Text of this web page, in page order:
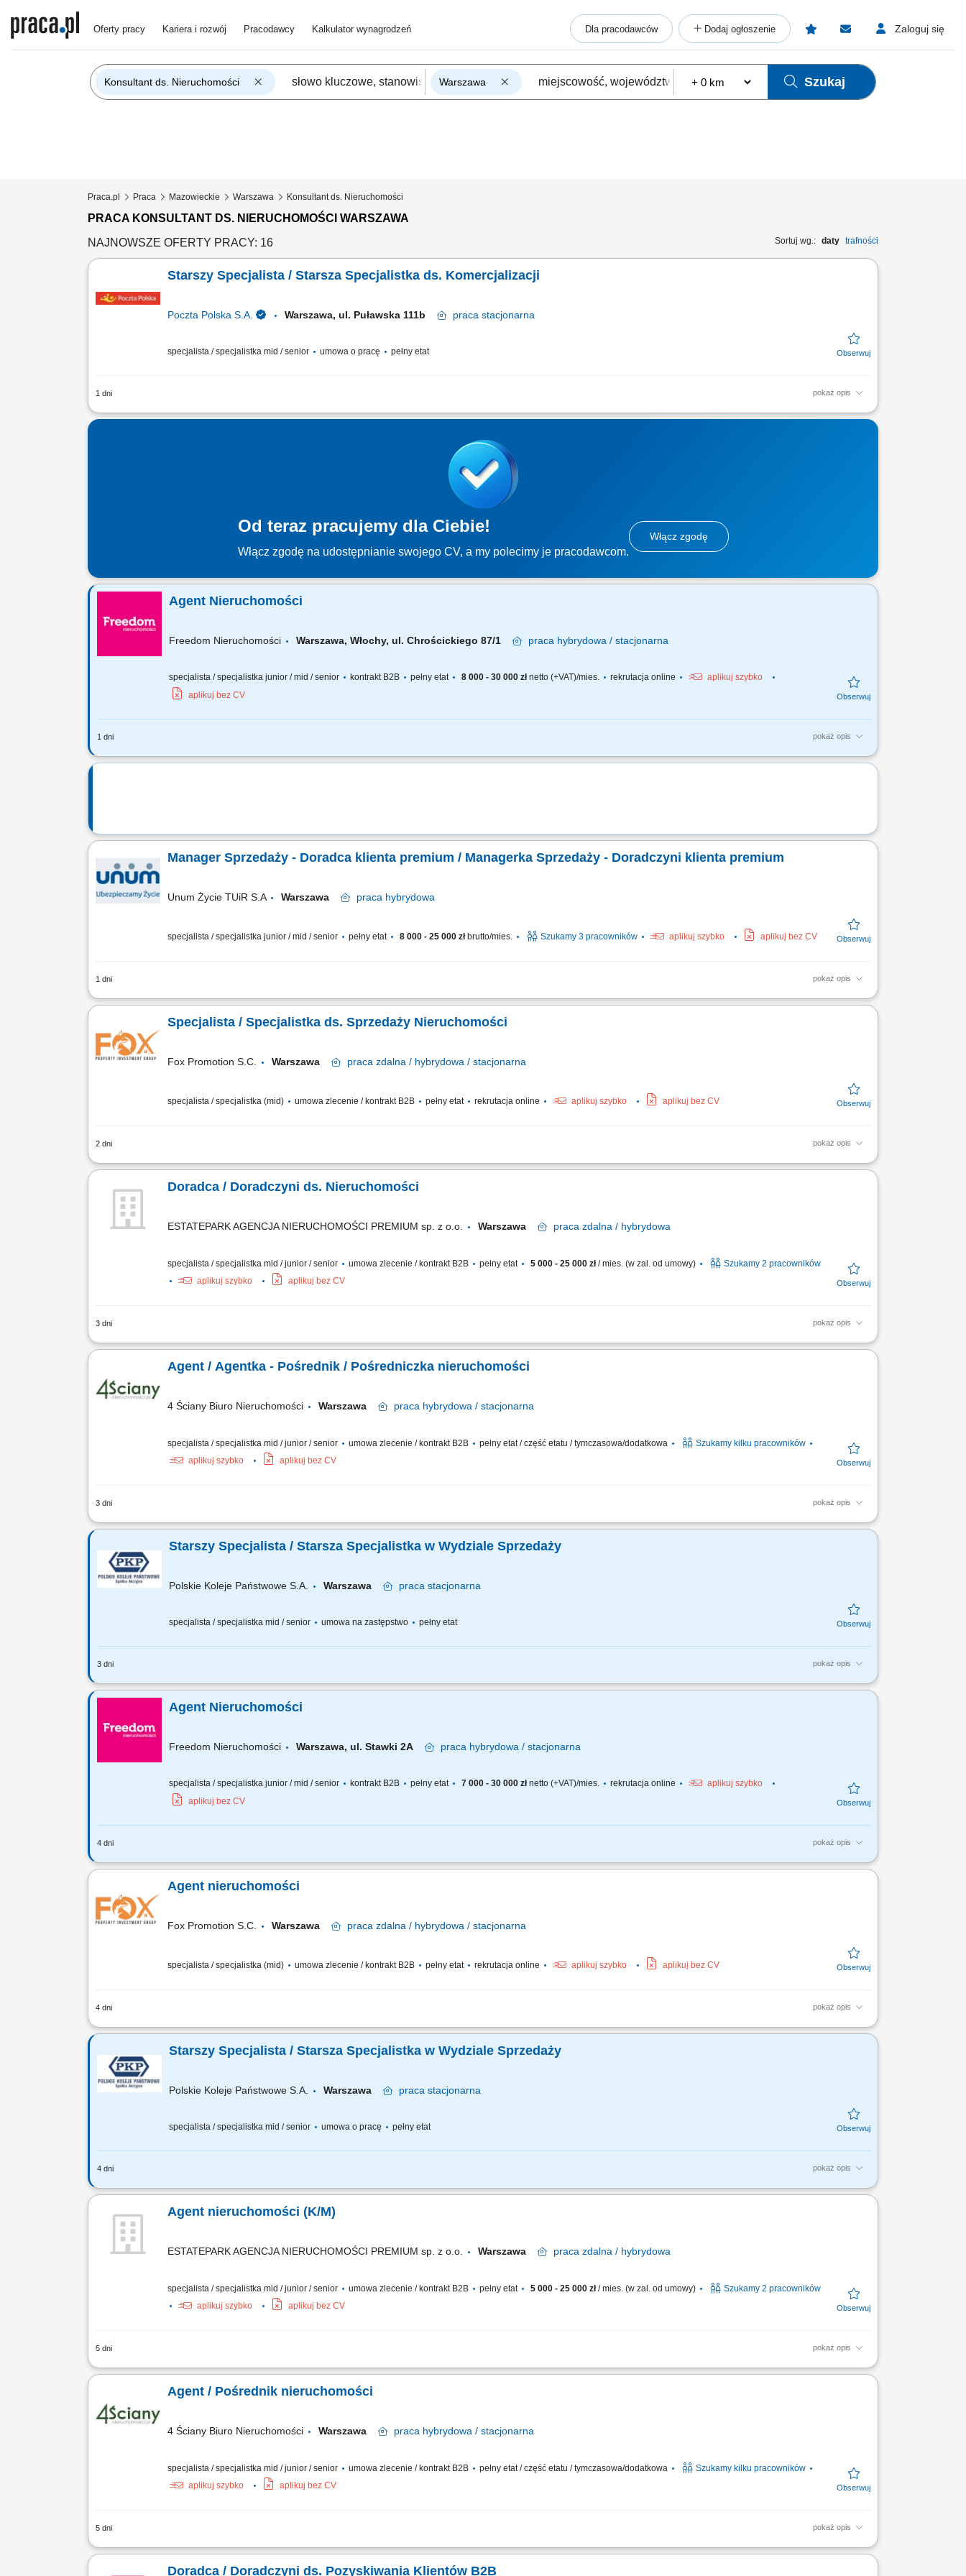
Oferty pracy Kariera i rozwój Pracodawcy Kalkulator wynagrodzeń Dla pracodawców Dodaj ogłoszenie Zaloguj się
Konsultant ds. Nieruchomości Warszawa Szukaj
Praca.pl Praca Mazowieckie Warszawa Konsultant ds. Nieruchomości
PRACA KONSULTANT DS. NIERUCHOMOŚCI WARSZAWA
Sortuj wg.: daty trafności
NAJNOWSZE OFERTY PRACY: 16
Starszy Specjalista / Starsza Specjalistka ds. Komercjalizacji
Poczta Polska S.A. Warszawa, ul. Puławska 111b praca stacjonarna
specjalista / specjalistka mid / senior umowa o pracę pełny etat
1 dni pokaż opis
Forma współpracy: umowa o pracę, pełny etat, praca stacjonarna Twoje zadania: prowadzenie procesu wynajmu/dzierżawy nieruchomości, analiza rynku
Od teraz pracujemy dla Ciebie!
Włącz zgodę na udostępnianie swojego CV, a my polecimy je pracodawcom.
Włącz zgodę
Agent Nieruchomości
Freedom Nieruchomości Warszawa, Włochy, ul. Chrościckiego 87/1 praca hybrydowa / stacjonarna
specjalista / specjalistka junior / mid / senior kontrakt B2B pełny etat 8 000 - 30 000 złnetto (+VAT)/mies. rekrutacja online
aplikuj szybko
aplikuj bez CV
1 dni pokaż opis
Twoje zadania? Systematyczne pozyskiwanie nieruchomości w oparciu o umowy na wyłączność. Utrzymywanie profesjonalnych relacji z klientami. Organizacja cyklu
Manager Sprzedaży - Doradca klienta premium / Managerka Sprzedaży - Doradczyni klienta premium
Unum Życie TUiR S.A Warszawa praca hybrydowa
specjalista / specjalistka junior / mid / senior pełny etat 8 000 - 25 000 złbrutto/mies. Szukamy 3 pracowników aplikuj szybko aplikuj bez CV
1 dni pokaż opis
Zakres obowiązków: Prowadzenie profesjonalnych spotkań z klientami indywidualnymi oraz biznesowymi; Analizowanie potrzeb klientów i precyzyjne dobieranie
Specjalista / Specjalistka ds. Sprzedaży Nieruchomości
Fox Promotion S.C. Warszawa praca zdalna / hybrydowa / stacjonarna
specjalista / specjalistka (mid) umowa zlecenie / kontrakt B2B pełny etat rekrutacja online aplikuj szybko aplikuj bez CV
2 dni pokaż opis
aktywne pozyskiwanie ofert sprzedaży i wynajmu nieruchomości, kompleksowa obsługa klientów podczas transakcji kupna, sprzedaży i najmu, prezentowanie
Doradca / Doradczyni ds. Nieruchomości
ESTATEPARK AGENCJA NIERUCHOMOŚCI PREMIUM sp. z o.o. Warszawa praca zdalna / hybrydowa
specjalista / specjalistka mid / junior / senior umowa zlecenie / kontrakt B2B pełny etat 5 000 - 25 000 zł/ mies. (w zal. od umowy)
Szukamy 2 pracowników
aplikuj szybko
aplikuj bez CV
3 dni pokaż opis
Kompleksowa obsługa klientów w zakresie sprzedaży, zakupu oraz wynajmu nieruchomości. Aktywne pozyskiwanie nowych ofert i budowanie własnej bazy klientów.
Agent / Agentka - Pośrednik / Pośredniczka nieruchomości
4 Ściany Biuro Nieruchomości Warszawa praca hybrydowa / stacjonarna
specjalista / specjalistka mid / junior / senior umowa zlecenie / kontrakt B2B pełny etat / część etatu / tymczasowa/dodatkowa
Szukamy kilku pracowników
aplikuj szybko
aplikuj bez CV
3 dni pokaż opis
Zadania Aktywne budowanie portfela ofert poprzez pozyskiwanie nowych obiektów do sprzedaży i pod wynajem. Tworzenie profesjonalnych prezentacji nieruchomości
Starszy Specjalista / Starsza Specjalistka w Wydziale Sprzedaży
Polskie Koleje Państwowe S.A. Warszawa praca stacjonarna
specjalista / specjalistka mid / senior umowa na zastępstwo pełny etat
3 dni pokaż opis
Na tym stanowisku będziesz odpowiedzialny(-a) za: Prowadzenie spraw związanych ze sprzedażą nieruchomości, analiza dokumentów geodezyjno-prawnych,
Agent Nieruchomości
Freedom Nieruchomości Warszawa, ul. Stawki 2A praca hybrydowa / stacjonarna
specjalista / specjalistka junior / mid / senior kontrakt B2B pełny etat 7 000 - 30 000 złnetto (+VAT)/mies. rekrutacja online
aplikuj szybko
aplikuj bez CV
4 dni pokaż opis
Twoje zadania? Systematyczne pozyskiwanie nieruchomości w oparciu o umowy na wyłączność. Utrzymywanie profesjonalnych relacji z klientami. Organizacja cyklu
Agent nieruchomości
Fox Promotion S.C. Warszawa praca zdalna / hybrydowa / stacjonarna
specjalista / specjalistka (mid) umowa zlecenie / kontrakt B2B pełny etat rekrutacja online aplikuj szybko aplikuj bez CV
4 dni pokaż opis
Aktywne pozyskiwanie ofert do współpracy; Pośrednictwo w transakcjach sprzedaży i wynajmu nieruchomości; Prezentacje nieruchomości potencjalnie
Starszy Specjalista / Starsza Specjalistka w Wydziale Sprzedaży
Polskie Koleje Państwowe S.A. Warszawa praca stacjonarna
specjalista / specjalistka mid / senior umowa o pracę pełny etat
4 dni pokaż opis
Na tym stanowisku odpowiedzialny/a będziesz za: Przygotowywanie nieruchomości do obrotu komercyjnego; Realizacja procesu komercyjnej sprzedaży
Agent nieruchomości (K/M)
ESTATEPARK AGENCJA NIERUCHOMOŚCI PREMIUM sp. z o.o. Warszawa praca zdalna / hybrydowa
specjalista / specjalistka mid / junior / senior umowa zlecenie / kontrakt B2B pełny etat 5 000 - 25 000 zł/ mies. (w zal. od umowy)
Szukamy 2 pracowników
aplikuj szybko
aplikuj bez CV
5 dni pokaż opis
Pośrednictwo w transakcjach sprzedaży, zakupu i wynajmu nieruchomości; Aktywne pozyskiwanie ofert; Poszukiwanie nieruchomości na zlecenie kupujących;
Agent / Pośrednik nieruchomości
4 Ściany Biuro Nieruchomości Warszawa praca hybrydowa / stacjonarna
specjalista / specjalistka mid / junior / senior umowa zlecenie / kontrakt B2B pełny etat / część etatu / tymczasowa/dodatkowa
Szukamy kilku pracowników
aplikuj szybko
aplikuj bez CV
5 dni pokaż opis
Zakres obowiązków Agenta-Pośrednika nieruchomości obejmuje: kompleksową obsługę klientów biura, pozyskiwanie zleceń, wyszukiwanie ofert nieruchomości,
Doradca / Doradczyni ds. Pozyskiwania Klientów B2B